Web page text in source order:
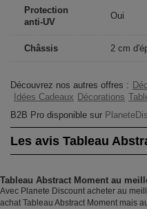
Protection
anti-UV
Oui
Châssis 2 cm
Découvrez nos autres offres :
Idées Cadeaux Décorations
B2B Pro disponible sur
Les avis Tableau
Tableau Abstract Moment au
Avec Planete Discount acheter au
achat Tableau Abstract Moment mais